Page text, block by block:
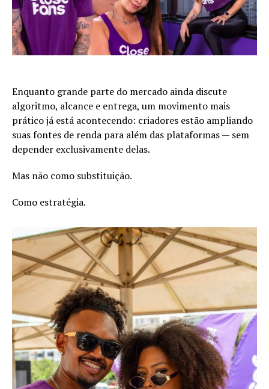
Enquanto grande parte do mercado ainda discute
algoritmo, alcance e entrega, um movimento mais
prático já está acontecendo: criadores estão ampliando
suas fontes de renda para além das plataformas — sem
depender exclusivamente delas.
Mas não como substituição.
Como estratégia.